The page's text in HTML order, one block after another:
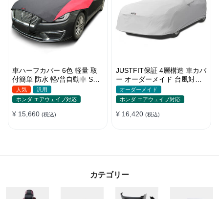
車ハーフカバー 6色 軽量 取
付簡単 防水 軽/普自動車 SUV
車対応 どんな天気でも使え
る
人気
汎用
ホンダ エアウェイブ対応
¥ 15,660 (税込)
JUSTFIT保証 4層構造 車カバ
ー オーダーメイド 台風対策
裏起毛 防水 車種専用 防風紐
付き
オーダーメイド
ホンダ エアウェイブ対応
¥ 16,420 (税込)
カテゴリー